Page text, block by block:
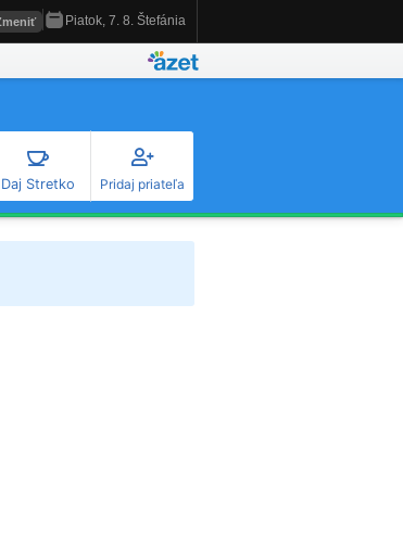
Daj Stretko Pridaj priateľa